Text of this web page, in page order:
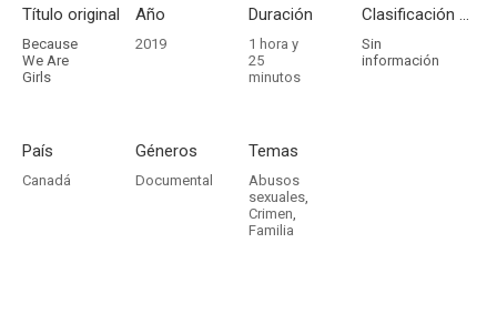
Título original
Because
We Are
Girls
Año
2019
Duración
1 hora y
25
minutos
Clasificación por edades
Sin
información
País
Canadá
Géneros
Documental
Temas
Abusos
sexuales,
Crimen,
Familia